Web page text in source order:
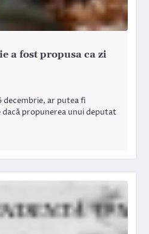
a fost propusa ca zi
decembrie, ar putea fi
propunerea unui deputat